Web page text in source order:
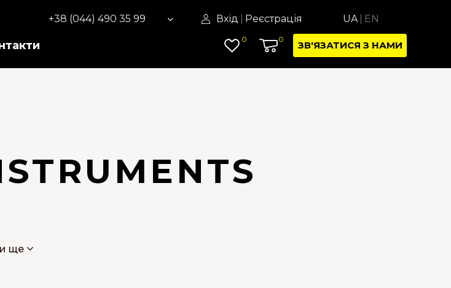
+38 (044) 490 35 99 Вхід Реєстрація UA EN
0 0
ЗВ'ЯЗАТИСЯ З НАМИ
ще